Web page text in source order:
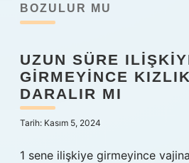
Yasal Uyarı
BOZULUR MU
UZUN SÜRE
GIRMEYINCE
DARALIR MI
Tarih: Kasım 5, 2024
1 sene ilişkiye girmeyince